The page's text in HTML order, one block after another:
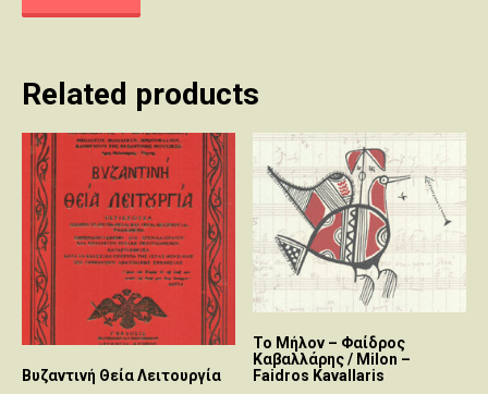
Related products
Βυζαντινή Θεία Λειτουργία
Το Μήλον – Φαίδρος
Καβαλλάρης / Milon –
Faidros Kavallaris